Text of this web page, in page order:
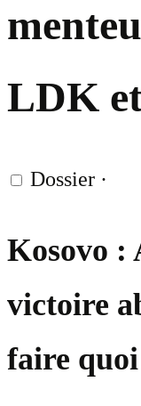
LDK
Dossier ·
Kosovo
victoire
faire